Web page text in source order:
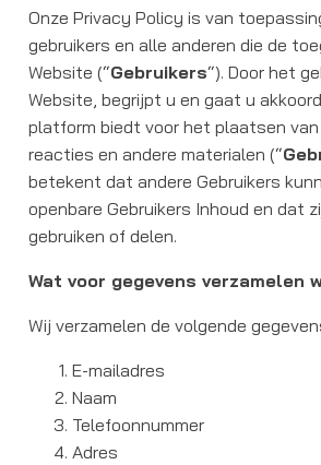
Onze Privacy Policy is van
gebruikers en alle anderen die de
Website (“Gebruikers“). Door het
Website, begrijpt u en gaat u
platform biedt voor het plaatsen
reacties en andere materialen (“
betekent dat andere Gebruikers
openbare Gebruikers Inhoud en dat
gebruiken of delen.
Wat voor gegevens verzamelen
Wij verzamelen de volgende
E-mailadres
Naam
Telefoonnummer
Adres